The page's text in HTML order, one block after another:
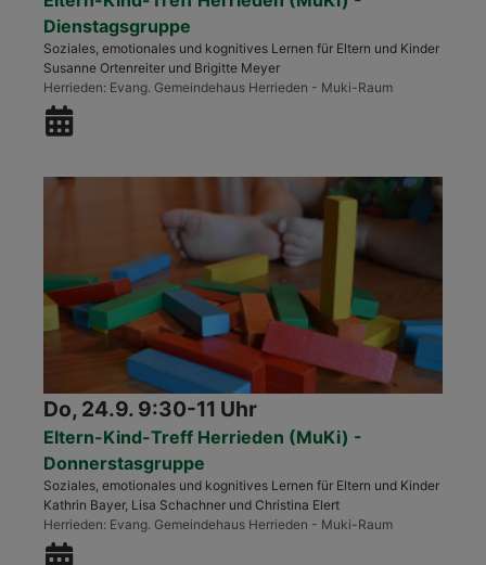
Dienstagsgruppe
Soziales, emotionales und kognitives Lernen für Eltern und Kinder
Susanne Ortenreiter und Brigitte Meyer
Herrieden Evang. Gemeindehaus Herrieden - Muki-Raum
Do, 24.9. 9:30-11 Uhr
Eltern-Kind-Treff Herrieden (MuKi) -
Donnerstasgruppe
Soziales, emotionales und kognitives Lernen für Eltern und Kinder
Kathrin Bayer, Lisa Schachner und Christina Elert
Herrieden Evang. Gemeindehaus Herrieden - Muki-Raum